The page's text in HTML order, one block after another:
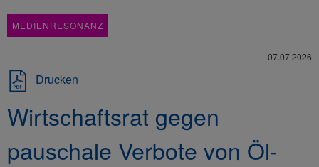
MEDIENRESONANZ
07.07.2026
Drucken
Wirtschaftsrat gegen
pauschale Verbote von Öl-